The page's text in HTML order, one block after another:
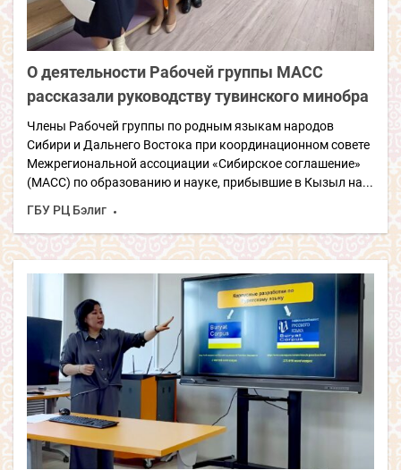
О деятельности Рабочей группы МАСС
рассказали руководству тувинского минобра
Члены Рабочей группы по родным языкам народов
Сибири и Дальнего Востока при координационном совете
Межрегиональной ассоциации «Сибирское соглашение»
(МАСС) по образованию и науке, прибывшие в Кызыл на...
ГБУ РЦ Бэлиг